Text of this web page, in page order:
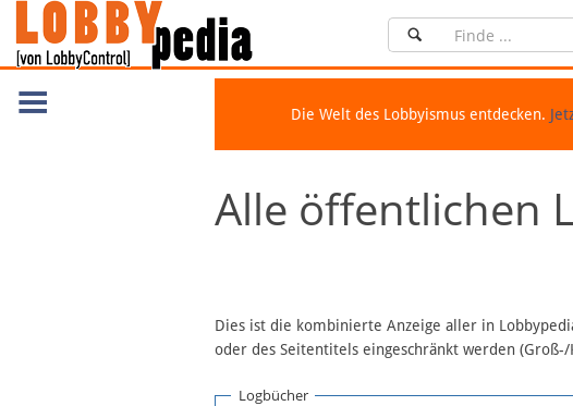
Die Welt des Lobbyismus entdecken.
Alle öffentlichen
Dies ist die kombinierte Anzeige aller in
oder des Seitentitels eingeschränkt werden
Logbücher